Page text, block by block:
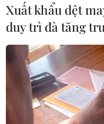
Theo dõi VietnamPlus
Xuất khẩu dệt
duy trì đà tăng